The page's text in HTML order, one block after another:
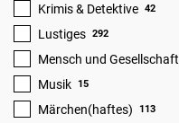
Krimis & Detektive 42
Lustiges 292
Mensch und Gesellschaft
Musik 15
Märchen(haftes) 113